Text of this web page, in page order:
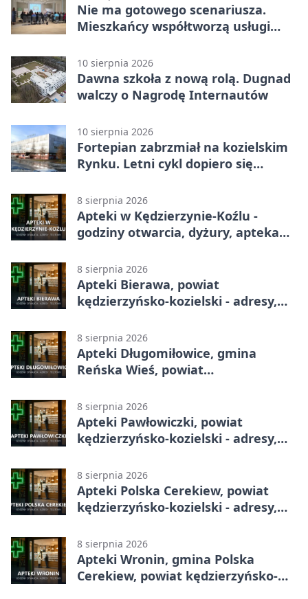
Nie ma gotowego scenariusza.
Mieszkańcy współtworzą usługi
10 sierpnia 2026
Dawna szkoła z nową rolą. Dugnad
walczy o Nagrodę Internautów
10 sierpnia 2026
Fortepian zabrzmiał na kozielskim
Rynku. Letni cykl dopiero się
8 sierpnia 2026
Apteki w Kędzierzynie-Koźlu -
godziny otwarcia, dyżury, apteka
8 sierpnia 2026
Apteki Bierawa, powiat
kędzierzyńsko-kozielski - adresy,
8 sierpnia 2026
Apteki Długomiłowice, gmina
Reńska Wieś, powiat
telefony, godziny otwarcia
8 sierpnia 2026
Apteki Pawłowiczki, powiat
kędzierzyńsko-kozielski - adresy,
8 sierpnia 2026
Apteki Polska Cerekiew, powiat
kędzierzyńsko-kozielski - adresy,
8 sierpnia 2026
Apteki Wronin, gmina Polska
Cerekiew, powiat kędzierzyńsko-